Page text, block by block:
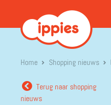
Home Shopping nieuws
Terug naar shopping
nieuws